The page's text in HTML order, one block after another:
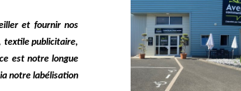
et fournir nos
textile publicitaire,
est notre longue
notre labélisation